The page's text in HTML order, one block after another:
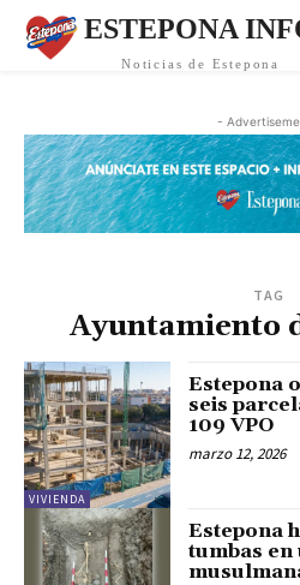
ESTEPONA
Noticias de Estepona
-
TAG
Ayuntamiento
VIVIENDA
Estepona
seis
109 VPO
marzo 12, 2026
Estepona
tumbas